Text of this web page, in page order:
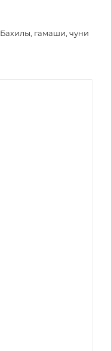
Бахилы, гамаши, чуни